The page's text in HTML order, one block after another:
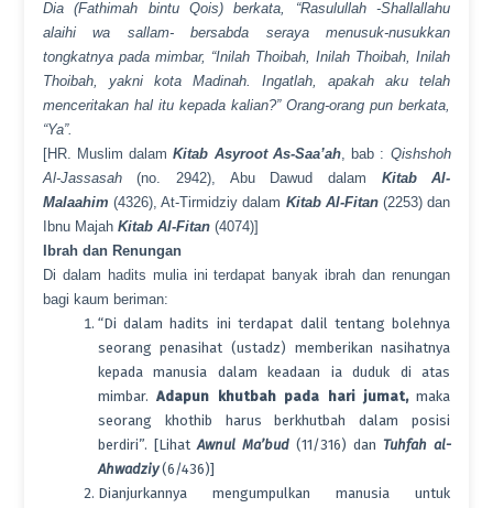
Dia (Fathimah bintu Qois) berkata, “Rasulullah -Shallallahu
alaihi wa sallam- bersabda seraya menusuk-nusukkan
tongkatnya pada mimbar, “Inilah Thoibah, Inilah Thoibah, Inilah
Thoibah, yakni kota Madinah. Ingatlah, apakah aku telah
menceritakan hal itu kepada kalian?” Orang-orang pun berkata,
“Ya”.
[HR. Muslim dalamKitab Asyroot As-Saa’ah, bab : Qishshoh
Al-Jassasah(no. 2942), Abu Dawud dalam Kitab Al-
Malaahim (4326), At-Tirmidziy dalam Kitab Al-Fitan(2253) dan
Ibnu Majah Kitab Al-Fitan(4074)]
Ibrah dan Renungan
Di dalam hadits mulia ini terdapat banyak ibrah dan renungan
bagi kaum beriman:
“Di dalam hadits ini terdapat dalil tentang bolehnya
seorang penasihat (ustadz) memberikan nasihatnya
kepada manusia dalam keadaan ia duduk di atas
mimbar.Adapun khutbah pada hari jumat,maka
seorang khothib harus berkhutbah dalam posisi
berdiri”. [LihatAwnul Ma’bud (11/316) dan Tuhfah al-
Ahwadziy(6/436)]
Dianjurkannya mengumpulkan manusia untuk